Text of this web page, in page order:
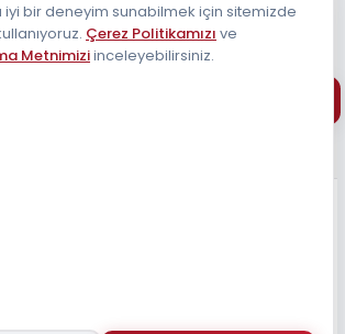
Müşteri Destek Hattı
iyi bir deneyim sunabilmek için sitemizde
Çerez Politikamızı ve
Metnimiziinceleyebilirsiniz.